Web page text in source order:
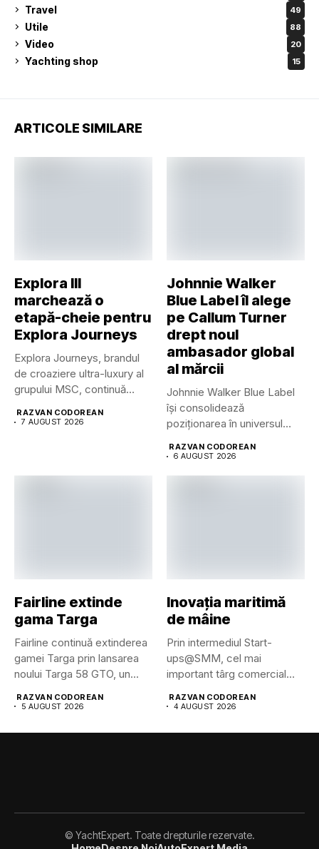
Travel 49
Utile 88
Video 20
Yachting shop 15
ARTICOLE SIMILARE
Explora III
marchează o
etapă-cheie pentru
Explora Journeys
Explora Journeys, brandul
de croaziere ultra-luxury al
grupului MSC, continuă
RAZVAN CODOREAN
7 AUGUST 2026
Johnnie Walker
Blue Label îl alege
pe Callum Turner
drept noul
ambasador global
al mărcii
Johnnie Walker Blue Label
își consolidează
poziționarea în universul
RAZVAN CODOREAN
6 AUGUST 2026
Fairline extinde
gama Targa
Fairline continuă extinderea
gamei Targa prin lansarea
noului Targa 58 GTO, un...
RAZVAN CODOREAN
5 AUGUST 2026
Inovația maritimă
de mâine
Prin intermediul Start-
ups@SMM, cel mai
important târg comercial
RAZVAN CODOREAN
4 AUGUST 2026
© YachtExpert. Toate drepturile rezervate.